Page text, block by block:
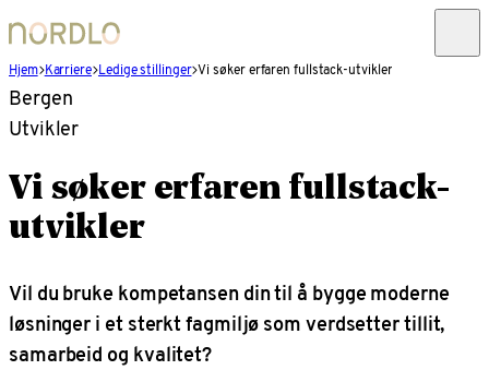
Hjem Karriere Ledige stillinger Vi søker erfaren fullstack-utvikler
Bergen
Utvikler
Vi søker erfaren fullstack-
utvikler
Vil du bruke kompetansen din til å bygge moderne
løsninger i et sterkt fagmiljø som verdsetter tillit,
samarbeid og kvalitet?